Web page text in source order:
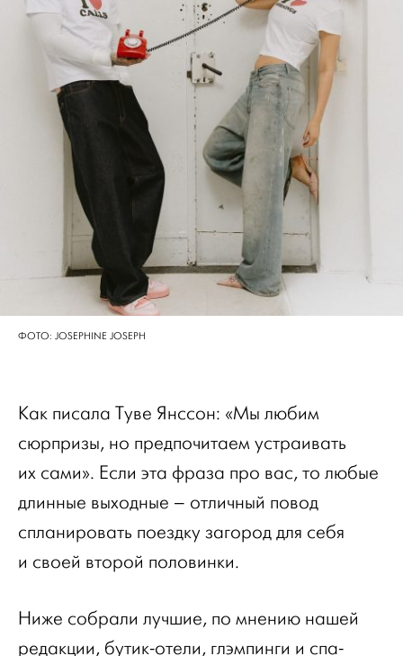
ФОТО: JOSEPHINE JOSEPH
Как писала Туве Янссон: «Мы любим
сюрпризы, но предпочитаем устраивать
их сами». Если эта фраза про вас, то любые
длинные выходные – отличный повод
спланировать поездку загород для себя
и своей второй половинки.
Ниже собрали лучшие, по мнению нашей
редакции, бутик-отели, глэмпинги и спа-